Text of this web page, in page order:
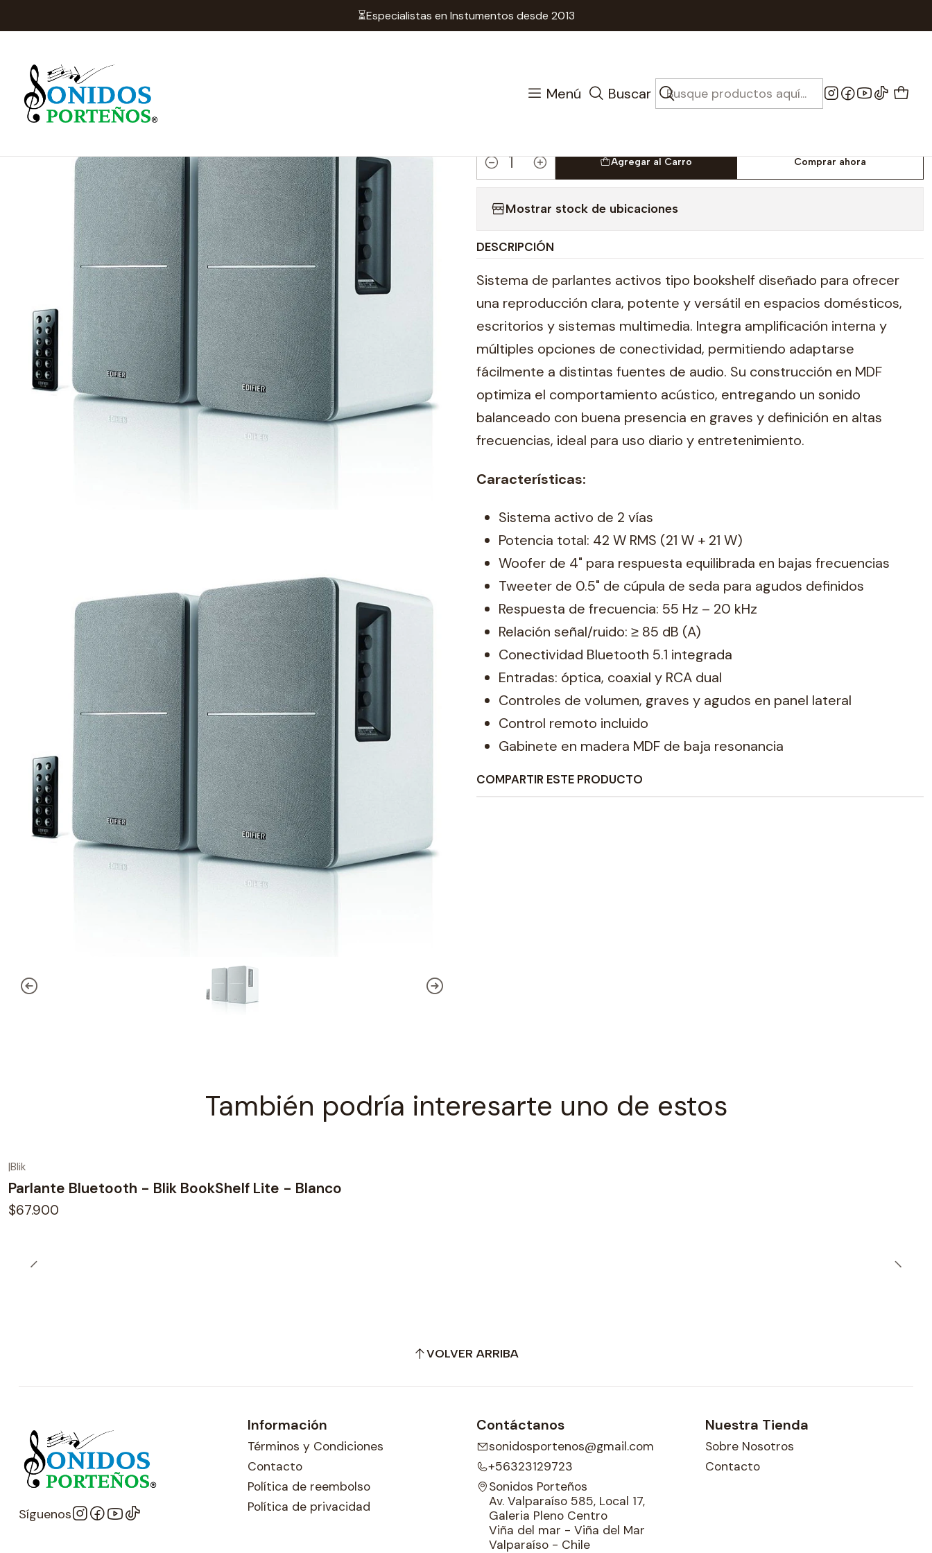
Menú Buscar
⏳Especialistas en Instumentos desde 2013
Parlantes Parlantes Activos - Edifier R1280 DB - White - Bluetooth
Parlantes Activos - Edifier R1280
DB - White - Bluetooth
Cantidad
Agregar al Carro Comprar ahora
Mostrar stock de ubicaciones
DESCRIPCIÓN
Sistema de parlantes activos tipo bookshelf diseñado para ofrecer
una reproducción clara, potente y versátil en espacios domésticos,
escritorios y sistemas multimedia. Integra amplificación interna y
múltiples opciones de conectividad, permitiendo adaptarse
fácilmente a distintas fuentes de audio. Su construcción en MDF
optimiza el comportamiento acústico, entregando un sonido
balanceado con buena presencia en graves y definición en altas
frecuencias, ideal para uso diario y entretenimiento.
Características:
Sistema activo de 2 vías
Potencia total: 42 W RMS (21 W + 21 W)
Woofer de 4" para respuesta equilibrada en bajas frecuencias
Tweeter de 0.5" de cúpula de seda para agudos definidos
Respuesta de frecuencia: 55 Hz – 20 kHz
Relación señal/ruido: ≥ 85 dB (A)
Conectividad Bluetooth 5.1 integrada
Entradas: óptica, coaxial y RCA dual
Controles de volumen, graves y agudos en panel lateral
Control remoto incluido
Gabinete en madera MDF de baja resonancia
COMPARTIR ESTE PRODUCTO
También podría interesarte uno de estos
|Blik
Parlante Bluetooth - Blik BookShelf Lite - Blanco
$67.900
VOLVER ARRIBA
Síguenos
Información
Términos y Condiciones
Contacto
Política de reembolso
Política de privacidad
Contáctanos
sonidosportenos@gmail.com
+56323129723
Sonidos Porteños
Av. Valparaíso 585, Local 17,
Galeria Pleno Centro
Viña del mar - Viña del Mar
Valparaíso - Chile
Nuestra Tienda
Sobre Nosotros
Contacto